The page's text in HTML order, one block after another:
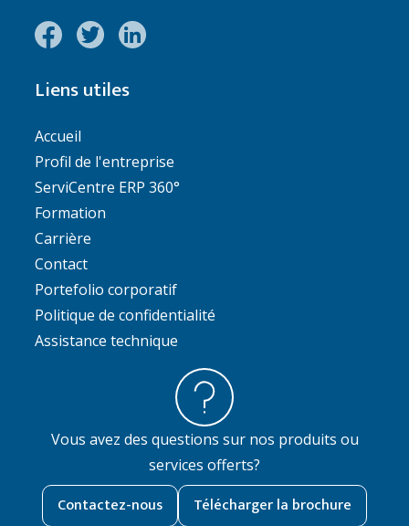
Liens utiles
Accueil
Profil de l'entreprise
ServiCentre ERP 360°
Formation
Carrière
Contact
Portefolio corporatif
Politique de confidentialité
Assistance technique
Vous avez des questions sur nos produits ou
services offerts?
Contactez-nous Télécharger la brochure